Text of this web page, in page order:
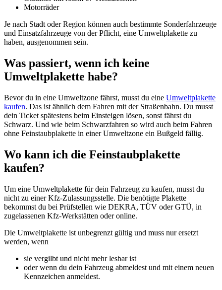
Motorräder
Je nach Stadt oder Region können auch bestimmte Sonderfahrzeuge
und Einsatzfahrzeuge von der Pflicht, eine Umweltplakette zu
haben, ausgenommen sein.
Was passiert, wenn ich keine
Umweltplakette habe?
Bevor du in eine Umweltzone fährst, musst du eine Umweltplakette
kaufen. Das ist ähnlich dem Fahren mit der Straßenbahn. Du musst
dein Ticket spätestens beim Einsteigen lösen, sonst fährst du
Schwarz. Und wie beim Schwarzfahren so wird auch beim Fahren
ohne Feinstaubplakette in einer Umweltzone ein Bußgeld fällig.
Wo kann ich die Feinstaubplakette
kaufen?
Um eine Umweltplakette für dein Fahrzeug zu kaufen, musst du
nicht zu einer Kfz-Zulassungsstelle. Die benötigte Plakette
bekommst du bei Prüfstellen wie DEKRA, TÜV oder GTÜ, in
zugelassenen Kfz-Werkstätten oder online.
Die Umweltplakette ist unbegrenzt gültig und muss nur ersetzt
werden, wenn
sie vergilbt und nicht mehr lesbar ist
oder wenn du dein Fahrzeug abmeldest und mit einem neuen
Kennzeichen anmeldest.